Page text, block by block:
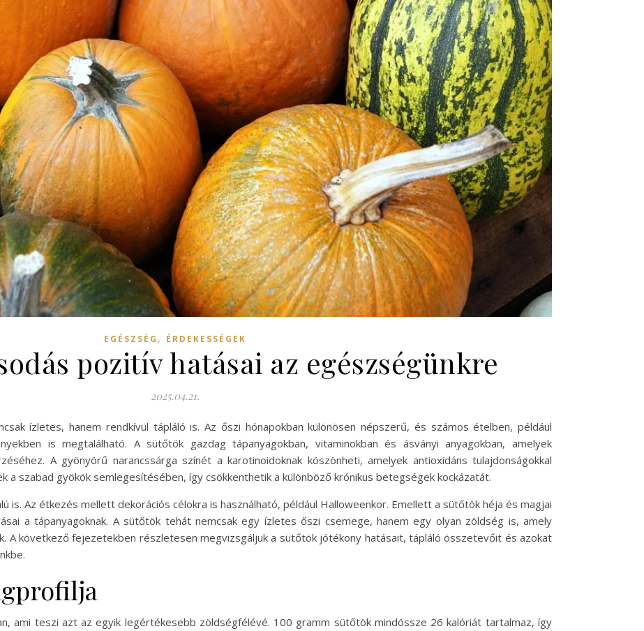
EGÉSZSÉG , ÉRDEKESSÉGEK
pozitív hatásai az egészségünkre
2025.04.21.
ízletes, hanem rendkívül tápláló is. Az őszi hónapokban különösen népszerű, és számos ételben, például
is megtalálható. A sütőtök gazdag tápanyagokban, vitaminokban és ásványi anyagokban, amelyek
A gyönyörű narancssárga színét a karotinoidoknak köszönheti, amelyek antioxidáns tulajdonságokkal
a szabad gyökök semlegesítésében, így csökkenthetik a különböző krónikus betegségek kockázatát.
is. Az étkezés mellett dekorációs célokra is használható, például Halloweenkor. Emellett a sütőtök héja és magjai
a tápanyagoknak. A sütőtök tehát nemcsak egy ízletes őszi csemege, hanem egy olyan zöldség is, amely
A következő fejezetekben részletesen megvizsgáljuk a sütőtök jótékony hatásait, tápláló összetevőit és azokat
ami teszi azt az egyik legértékesebb zöldségfélévé. 100 gramm sütőtök mindössze 26 kalóriát tartalmaz, így